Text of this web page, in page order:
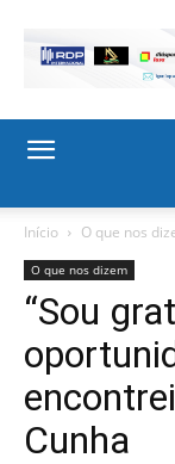
Início O que nos
O que nos dizem
“Sou
Cunha